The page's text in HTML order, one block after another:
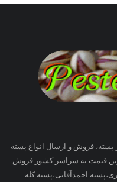
فروش و ارسال انواع پسته
قیمت به سراسر کشور فروش
احمدآقایی،پسته کله